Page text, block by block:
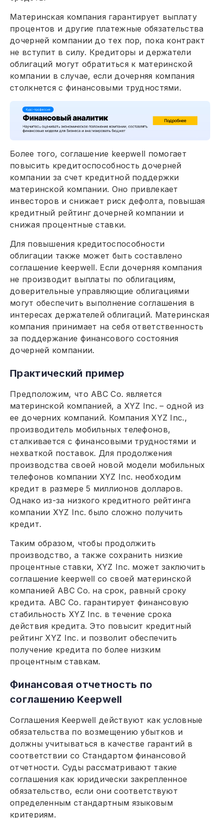
Материнская компания гарантирует выплату
процентов и другие платежные обязательства
дочерней компании до тех пор, пока контракт
не вступит в силу. Кредиторы и держатели
облигаций могут обратиться к материнской
компании в случае, если дочерняя компания
столкнется с финансовыми трудностями.
Более того, соглашение keepwell помогает
повысить кредитоспособность дочерней
компании за счет кредитной поддержки
материнской компании. Оно привлекает
инвесторов и снижает риск дефолта, повышая
кредитный рейтинг дочерней компании и
снижая процентные ставки.
Для повышения кредитоспособности
облигации также может быть составлено
соглашение keepwell. Если дочерняя компания
не производит выплаты по облигациям,
доверительные управляющие облигациями
могут обеспечить выполнение соглашения в
интересах держателей облигаций. Материнская
компания принимает на себя ответственность
за поддержание финансового состояния
дочерней компании.
Практический пример
Предположим, что ABC Co. является
материнской компанией, а XYZ Inc. – одной из
ее дочерних компаний. Компания XYZ Inc.,
производитель мобильных телефонов,
сталкивается с финансовыми трудностями и
нехваткой поставок. Для продолжения
производства своей новой модели мобильных
телефонов компании XYZ Inc. необходим
кредит в размере 5 миллионов долларов.
Однако из-за низкого кредитного рейтинга
компании XYZ Inc. было сложно получить
кредит.
Таким образом, чтобы продолжить
производство, а также сохранить низкие
процентные ставки, XYZ Inc. может заключить
соглашение keepwell со своей материнской
компанией ABC Co. на срок, равный сроку
кредита. ABC Co. гарантирует финансовую
стабильность XYZ Inc. в течение срока
действия кредита. Это повысит кредитный
рейтинг XYZ Inc. и позволит обеспечить
получение кредита по более низким
процентным ставкам.
Финансовая отчетность по
соглашению Keepwell
Соглашения Keepwell действуют как условные
обязательства по возмещению убытков и
должны учитываться в качестве гарантий в
соответствии со Стандартом финансовой
отчетности. Суды рассматривают такие
соглашения как юридически закрепленное
обязательство, если они соответствуют
определенным стандартным языковым
критериям.